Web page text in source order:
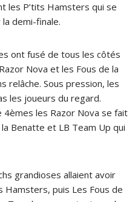
les P’tits Hamsters qui se
demi-finale.
ont fusé de tous les côtés
Nova et les Fous de la
relâche. Sous pression, les
les joueurs du regard.
4èmes les Razor Nova se fait
Benatte et LB Team Up qui
grandioses allaient avoir
Hamsters, puis Les Fous de